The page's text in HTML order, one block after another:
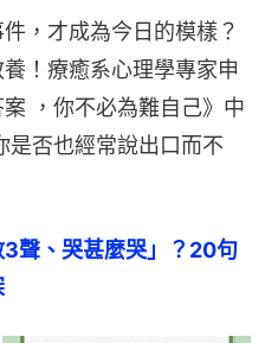
，才成為今日的模樣？
！療癒系心理學專家申
，你不必為難自己》中
是否也經常說出口而不
聲、哭甚麼哭」？20句